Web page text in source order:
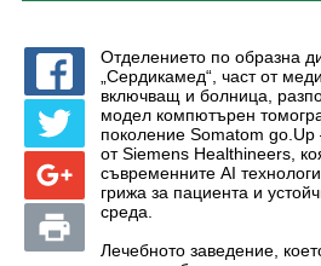
Отделението по образна
„Сердикамед“, част от
включващ и болница,
модел компютърен
поколение Somatom go.Up
от Siemens Healthineers,
съвременните AI
грижа за пациента и
среда.
Лечебното заведение,